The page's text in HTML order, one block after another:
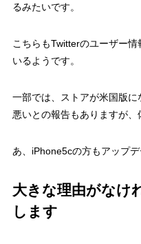
るみたいです。
こちらもTwitterのユーザー
いるようです。
一部では、ストアが米国版
悪いとの報告もありますが、
あ、iPhone5cの方もアップ
大きな理由がなけ
します